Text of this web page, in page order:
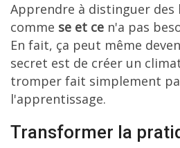
Apprendre à distinguer des
comme se et ce n'a pas
En fait, ça peut même
secret est de créer un
tromper fait simplement
l'apprentissage.
Transformer la